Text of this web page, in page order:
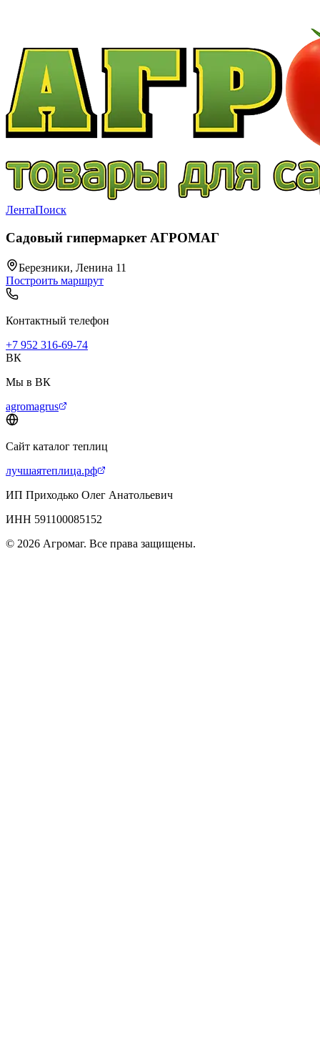
ЛентаПоиск
Садовый гипермаркет АГРОМАГ
Березники, Ленина 11
Построить маршрут
Контактный телефон
+7 952 316-69-74
ВК
Мы в ВК
agromagrus
Сайт каталог теплиц
лучшаятеплица.рф
ИП Приходько Олег Анатольевич
ИНН 591100085152
© 2026 Агромаг. Все права защищены.